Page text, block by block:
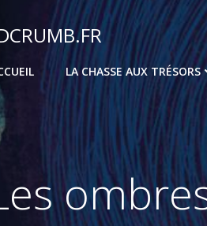
LA CHASSE AUX TRÉSORS